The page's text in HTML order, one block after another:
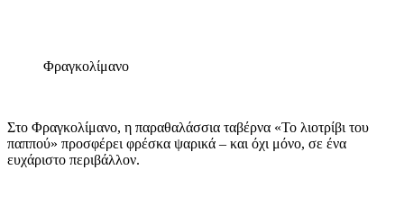
Φραγκολίμανο
Στο Φραγκολίμανο, η παραθαλάσσια ταβέρνα «Το λιοτρίβι του
παππού» προσφέρει φρέσκα ψαρικά – και όχι μόνο, σε ένα
ευχάριστο περιβάλλον.